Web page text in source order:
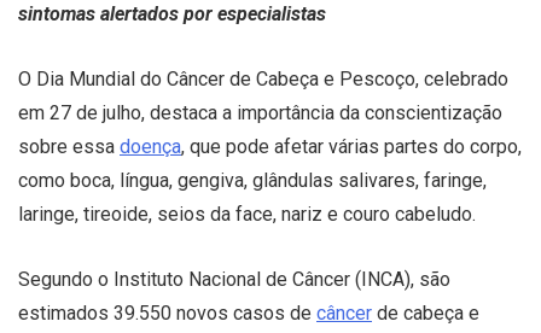
sintomas alertados por especialistas
O Dia Mundial do Câncer de Cabeça e Pescoço, celebrado
em 27 de julho, destaca a importância da conscientização
sobre essa doença, que pode afetar várias partes do corpo,
como boca, língua, gengiva, glândulas salivares, faringe,
laringe, tireoide, seios da face, nariz e couro cabeludo.
Segundo o Instituto Nacional de Câncer (INCA), são
estimados 39.550 novos casos de câncer de cabeça e